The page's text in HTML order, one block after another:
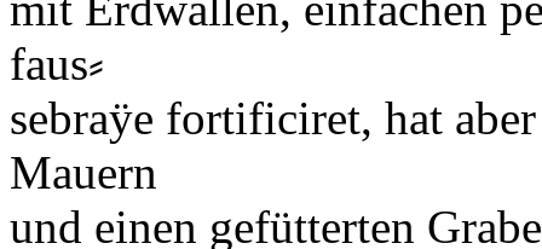
faus⸗
sebraӱe fortificiret, hat
Mauern
und einen gefütterten